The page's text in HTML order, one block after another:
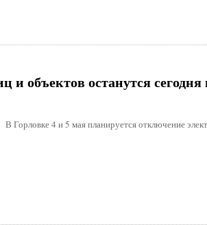
и объектов останутся сегодня
В Горловке 4 и 5 мая планируется отключение